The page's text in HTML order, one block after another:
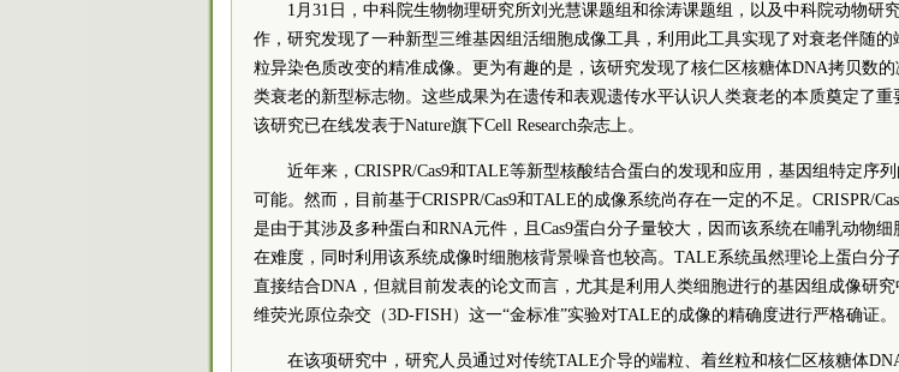
1月31日，中科院生物物理研究所刘光慧课题组和徐涛课题组，以及中科院动物研
作，研究发现了一种新型三维基因组活细胞成像工具，利用此工具实现了对衰老伴随的
粒异染色质改变的精准成像。更为有趣的是，该研究发现了核仁区核糖体DNA拷贝数的
类衰老的新型标志物。这些成果为在遗传和表观遗传水平认识人类衰老的本质奠定了重
该研究已在线发表于Nature旗下Cell Research杂志上。
近年来，CRISPR/Cas9和TALE等新型核酸结合蛋白的发现和应用，基因组特定序
可能。然而，目前基于CRISPR/Cas9和TALE的成像系统尚存在一定的不足。CRISPR/
是由于其涉及多种蛋白和RNA元件，且Cas9蛋白分子量较大，因而该系统在哺乳动物
在难度，同时利用该系统成像时细胞核背景噪音也较高。TALE系统虽然理论上蛋白分
直接结合DNA，但就目前发表的论文而言，尤其是利用人类细胞进行的基因组成像研
维荧光原位杂交（3D-FISH）这一“金标准”实验对TALE的成像的精确度进行严格确证。
在该项研究中，研究人员通过对传统TALE介导的端粒、着丝粒和核仁区核糖体